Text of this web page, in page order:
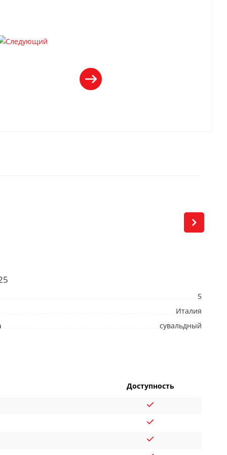
5
Италия
сувальдный
Доступность